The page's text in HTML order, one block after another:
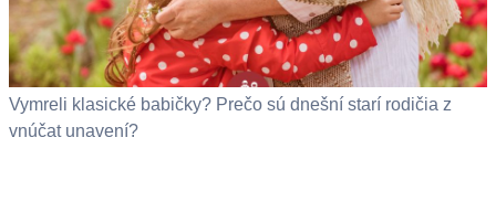
Vymreli klasické babičky? Prečo sú dnešní starí rodičia z
vnúčat unavení?